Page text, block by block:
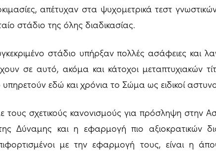
απέτυχαν στα ψυχομετρικά τεστ
στάδιο της όλης διαδικασίας.
στάδιο υπήρξαν πολλές ασάφειες και
σε αυτό, ακόμα και κάτοχοι μεταπτυχιακών
εδώ και χρόνια το Σώμα ως ειδικοί
σχετικούς κανονισμούς για πρόσληψη στην
Δύναμης και η εφαρμογή πιο αξιοκρατικών
με την εφαρμογή τους, είναι η